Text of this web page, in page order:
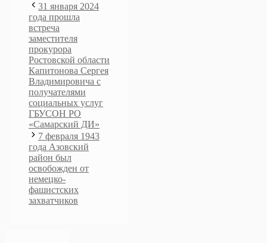
31 января 2024
года прошла
встреча
заместителя
прокурора
Ростовской области
Капитонова Сергея
Владимировича с
получателями
социальных услуг
ГБУСОН РО
«Самарский ДИ»
7 февраля 1943
года Азовский
район был
освобожден от
немецко-
фашистских
захватчиков